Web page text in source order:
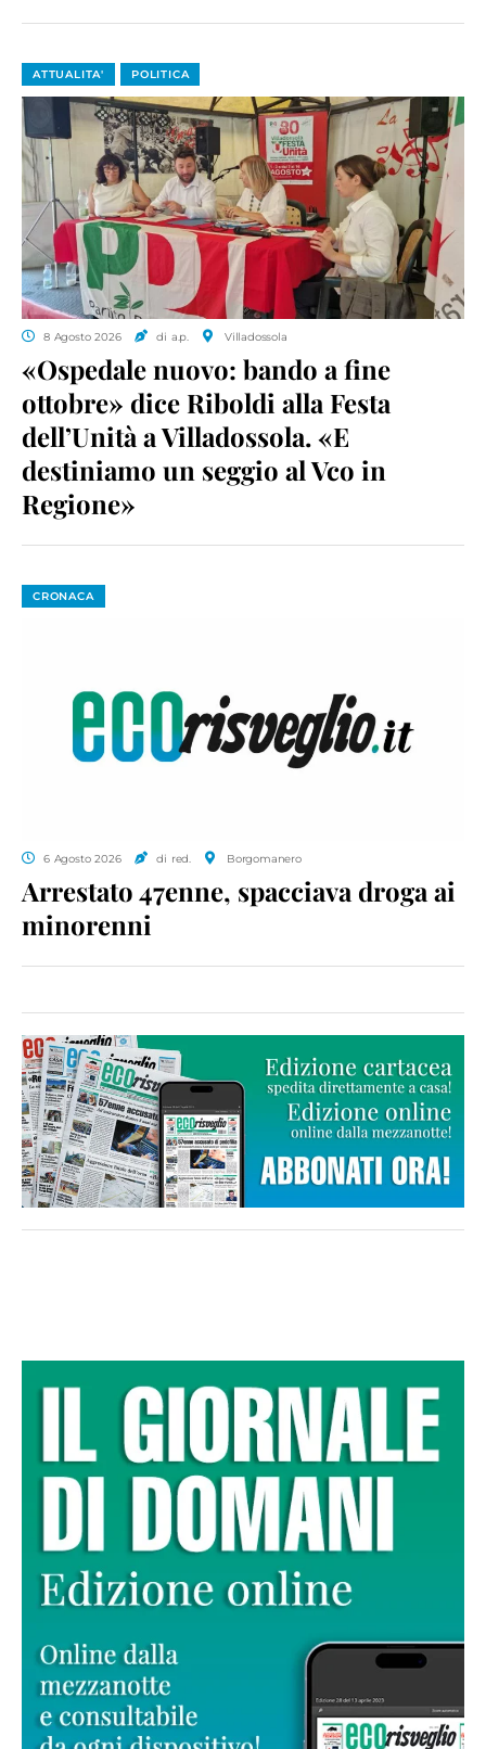
ATTUALITA' POLITICA
8 Agosto 2026 di a.p. Villadossola
«Ospedale nuovo: bando a fine
ottobre» dice Riboldi alla Festa
dell’Unità a Villadossola. «E
destiniamo un seggio al Vco in
Regione»
CRONACA
6 Agosto 2026 di red. Borgomanero
Arrestato 47enne, spacciava droga ai
minorenni